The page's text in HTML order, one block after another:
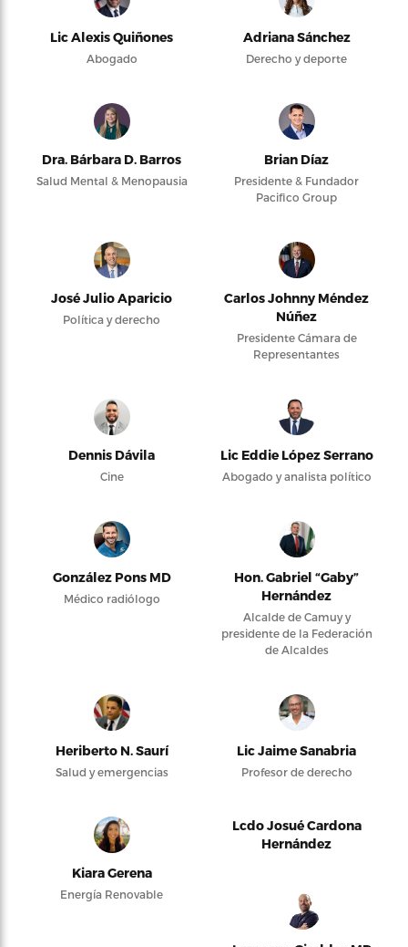
Lic Alexis Quiñones
Abogado
Adriana Sánchez
Derecho y deporte
Dra. Bárbara D. Barros
Salud Mental & Menopausia
Brian Díaz
Presidente & Fundador
Pacifico Group
José Julio Aparicio
Política y derecho
Carlos Johnny Méndez
Núñez
Presidente Cámara de
Representantes
Dennis Dávila
Cine
Lic Eddie López Serrano
Abogado y analista político
González Pons MD
Médico radiólogo
Hon. Gabriel “Gaby”
Hernández
Alcalde de Camuy y
presidente de la Federación
de Alcaldes
Heriberto N. Saurí
Salud y emergencias
Lic Jaime Sanabria
Profesor de derecho
Kiara Gerena
Energía Renovable
Lcdo Josué Cardona
Hernández